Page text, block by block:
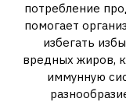
потребление
помогает
избегать
вредных жиров,
иммунную